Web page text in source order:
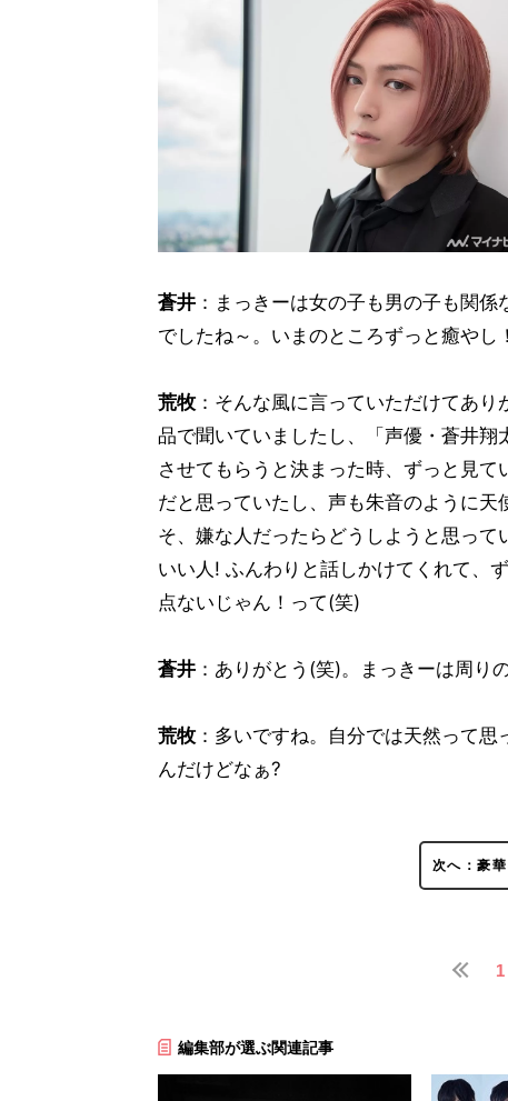
蒼井 ：まっきーは女の子も男の子も関
でしたね～。いまのところずっと癒やし！
荒牧：そんな風に言っていただけてあ
品で聞いていましたし、「声優・蒼井
させてもらうと決まった時、ずっと見
だと思っていたし、声も朱音のように
そ、嫌な人だったらどうしようと思っ
いい人! ふんわりと話しかけてくれて、
点ないじゃん！って(笑)
蒼井 ：ありがとう(笑)。まっきーは周り
荒牧：多いですね。自分では天然って
んだけどなぁ?
次へ：豪
1
編集部が選ぶ関連記事